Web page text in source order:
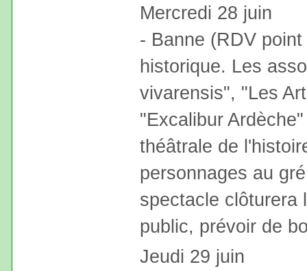
Mercredi 28 juin
- Banne (RDV
historique. Les
vivarensis", "Les
"Excalibur
théâtrale de
personnages au
spectacle clôturera
public, prévoir de
Jeudi 29 juin